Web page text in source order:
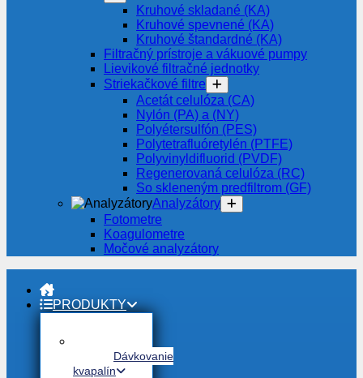
Kruhové skladané (KA)
Kruhové spevnené (KA)
Kruhové štandardné (KA)
Filtračný prístroje a vákuové pumpy
Lievikové filtračné jednotky
Striekačkové filtre
Acetát celulóza (CA)
Nylón (PA) a (NY)
Polyétersulfón (PES)
Polytetrafluóretylén (PTFE)
Polyvinyldifluorid (PVDF)
Regenerovaná celulóza (RC)
So skleneným predfiltrom (GF)
Analyzátory
Fotometre
Koagulometre
Močové analyzátory
PRODUKTY
Dávkovanie
kvapalín